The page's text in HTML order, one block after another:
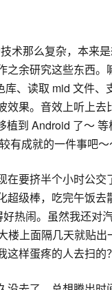
术那么复杂，本来
之余研究这些东西。
、读取 mid 文件、
效果。音效上听上去
到 Android 了～ 等
有成就的一件事吧
要挤半个小时公交
超级棒，吃完午饭去
热闹。虽然我还对
楼上面隔几天就贴出
样蛋疼的人去扫的？